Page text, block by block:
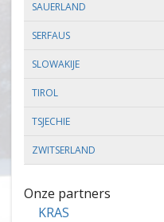
SAUERLAND
SERFAUS
SLOWAKIJE
TIROL
TSJECHIE
ZWITSERLAND
Onze partners
KRAS